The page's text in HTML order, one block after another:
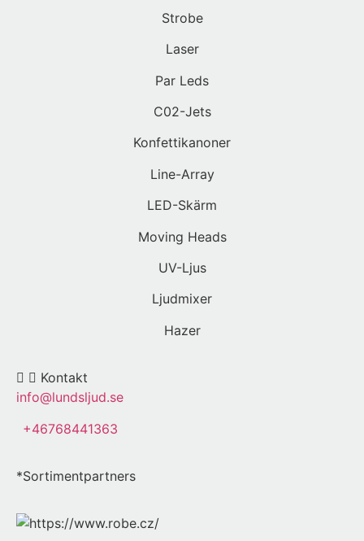
Strobe
Laser
Par Leds
C02-Jets
Konfettikanoner
Line-Array
LED-Skärm
Moving Heads
UV-Ljus
Ljudmixer
Hazer
Kontakt
info@lundsljud.se
+46768441363
*Sortimentpartners